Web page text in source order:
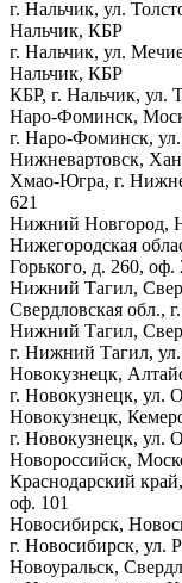
г. Нальчик, ул.
Нальчик, КБР
г. Нальчик, ул.
Нальчик, КБР
КБР, г. Нальчик, ул.
Наро-Фоминск,
г. Наро-Фоминск,
Нижневартовск,
Хмао-Югра, г.
621
Нижний Новгород,
Нижегородская
Горького, д. 260, оф.
Нижний Тагил,
Свердловская обл.,
Нижний Тагил,
г. Нижний Тагил,
Новокузнецк,
г. Новокузнецк, ул.
Новокузнецк,
г. Новокузнецк, ул.
Новороссийск,
Краснодарский
оф. 101
Новосибирск,
г. Новосибирск, ул.
Новоуральск,